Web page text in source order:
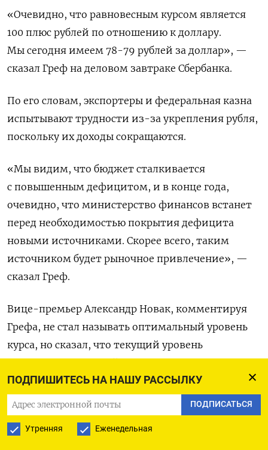
ПОДПИШИТЕСЬ НА НАШУ РАССЫЛКУ
ПОДПИСАТЬСЯ
Утренняя Еженедельная
«Очевидно, что равновесным курсом является
100 плюс рублей по отношению к доллару.
Мы сегодня имеем 78-79 рублей за доллар», —
сказал Греф на деловом завтраке Сбербанка.
По его словам, экспортеры и федеральная казна
испытывают трудности из-за укрепления рубля,
поскольку их доходы сокращаются.
«Мы видим, что бюджет сталкивается
с повышенным дефицитом, и в конце года,
очевидно, что министерство финансов встанет
перед необходимостью покрытия дефицита
новыми источниками. Скорее всего, таким
источником будет рыночное привлечение», —
сказал Греф.
Вице-премьер Александр Новак, комментируя
Грефа, не стал называть оптимальный уровень
курса, но сказал, что текущий уровень
«Мы видим, что экспортеры сегодня
в результате крепкого курса находятся в трудном
положении. В целом это, конечно, влияет